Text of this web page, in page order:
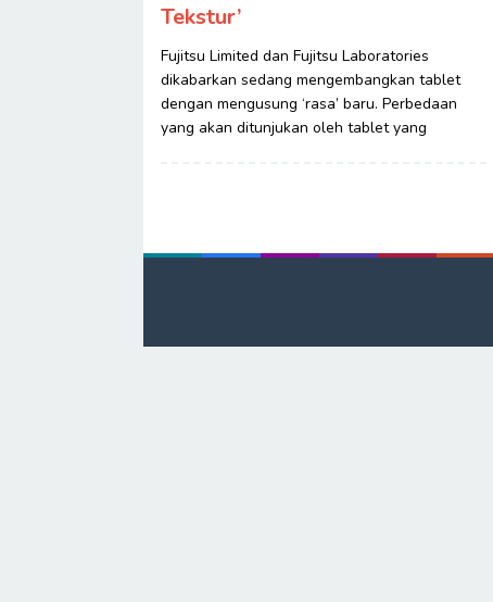
Tekstur’
Fujitsu Limited dan Fujitsu Laboratories
dikabarkan sedang mengembangkan tablet
dengan mengusung ‘rasa’ baru. Perbedaan
yang akan ditunjukan oleh tablet yang